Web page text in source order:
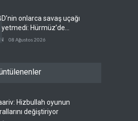
onlarca savaş uçağı
yetmedi: Hürmüz’de
vuruldu
08 Ağustos 2026
projesi' uyarısı
İran'a karşı Kürt
neden çöktü?
Hizbullah oyunun
değiştiriyor